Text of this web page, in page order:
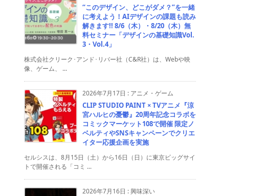
“このデザイン、どこがダメ？”を一緒
に考えよう！AIデザインの課題も読み
解きます!! 8/6（木）・8/20（木）無
料セミナー「デザインの基礎知識Vol.
3・Vol.4」
株式会社クリーク･アンド･リバー社（C&R社）は、Webや映
像、ゲーム、 ...
2026年7月17日 : アニメ・ゲーム
CLIP STUDIO PAINT × TVアニメ『涼
宮ハルヒの憂鬱』20周年記念コラボを
コミックマーケット108で開催 限定ノ
ベルティやSNSキャンペーンでクリエ
イター応援企画を実施
セルシスは、8月15日（土）から16日（日）に東京ビッグサイ
トで開催される「コミ ...
2026年7月16日 :興味深い